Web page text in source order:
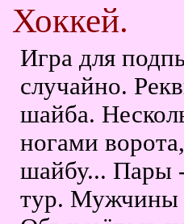
Хоккей.
Игра для
случайно.
шайба.
ногами
шайбу... Пары
тур. Мужчины